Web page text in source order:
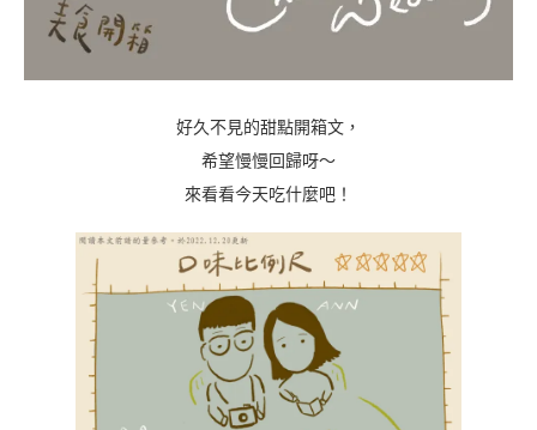
好久不見的甜點開箱文，
希望慢慢回歸呀～
來看看今天吃什麼吧！